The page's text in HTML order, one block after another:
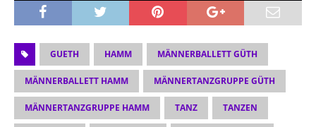
GUETH HAMM MÄNNERBALLETT GÜTH
MÄNNERBALLETT HAMM MÄNNERTANZGRUPPE GÜTH
MÄNNERTANZGRUPPE HAMM TANZ TANZEN